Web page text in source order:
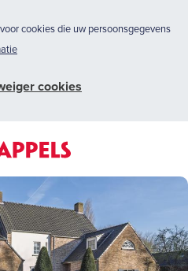
cookies die uw persoonsgegevens
cookies